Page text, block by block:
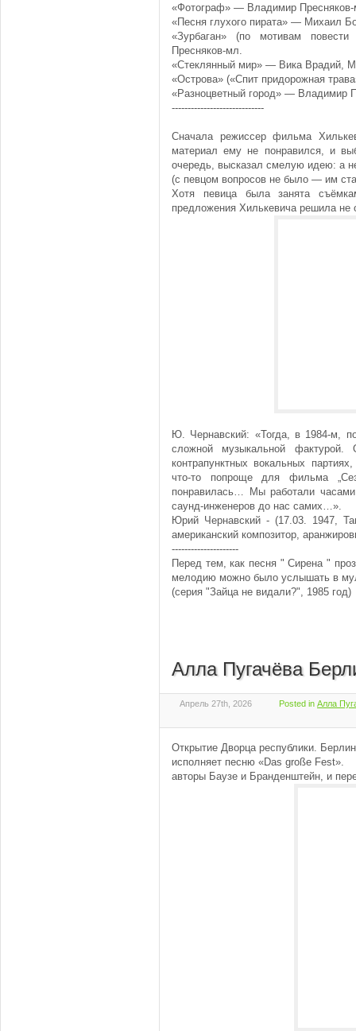
«Фотограф» — Владимир
«Песня глухого пирата» — Михаил
«Зурбаган» (по мотивам
Пресняков-мл.
«Стеклянный мир» — Вика Врадий,
«Острова» («Спит придорожная
«Разноцветный город» — Владимир
-----------------------------
Сначала режиссер фильма
материал ему не понравился, и
очередь, высказал смелую идею: а
(с певцом вопросов не было — им
Хотя певица была занята
предложения Хилькевича решила не
Ю. Чернавский: «Тогда, в 1984-м,
сложной музыкальной фактурой.
контрапунктных вокальных
что-то попроще для фильма
понравилась… Мы работали
саунд-инженеров до нас самих…».
Юрий Чернавский - (17.03. 1947,
американский композитор,
---------------------
Перед тем, как песня " Сирена "
мелодию можно было услышать в
(серия "Зайца не видали?", 1985 год)
Алла Пугачёва
Апрель 27th, 2026 Posted in Алла
Открытие Дворца республики.
исполняет песню «Das große Fest».
авторы Баузе и Бранденштейн, и